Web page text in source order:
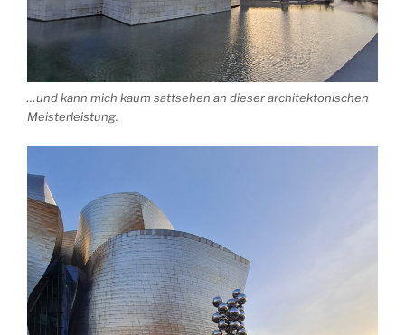
…und kann mich kaum sattsehen an dieser architektonischen
Meisterleistung.